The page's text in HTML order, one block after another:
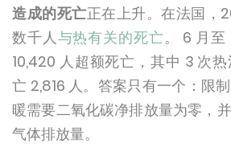
造成的死亡正在上升。在法国，
数千人与热有关的死亡。 6 月
10,420 人超额死亡，其中 3 次
亡 2,816 人。答案只有一个：限
暖需要二氧化碳净排放量为零，
气体排放量。